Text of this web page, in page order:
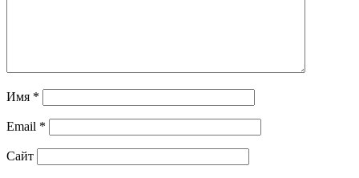
Имя *
Email *
Сайт